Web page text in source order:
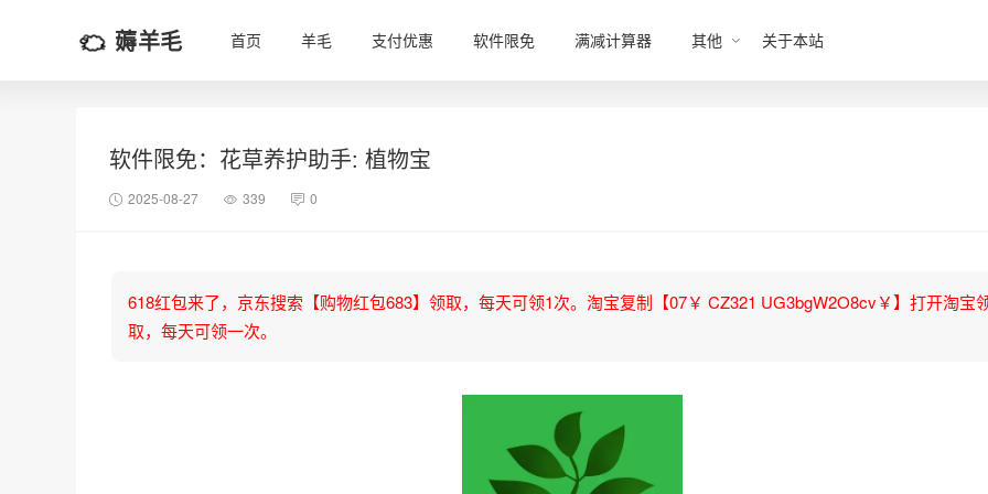
薅羊毛 首页 羊毛 支付优惠 软件限免 满减计算器 其他 关于本站
软件限免：花草养护助手: 植物宝
2025-08-27 339 0
618红包来了，京东搜索【购物红包683】领取，每天可领1次。淘宝复制【07￥ CZ321 UG3bgW2O8cv￥】打开淘宝
取，每天可领一次。